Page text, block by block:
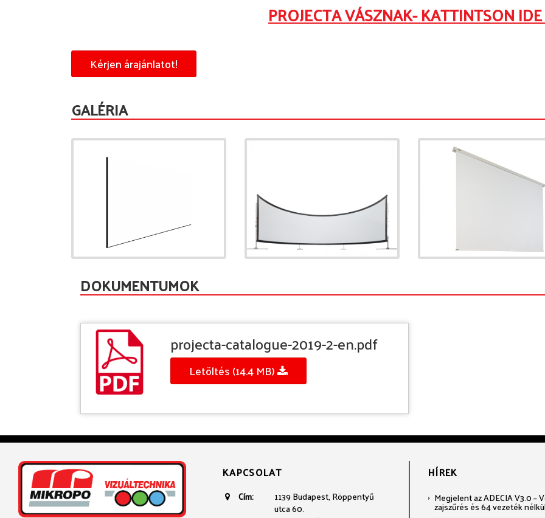
PROJECTA VÁSZNAK- KATTINTSON
Kérjen árajánlatot!
GALÉRIA
DOKUMENTUMOK
projecta-catalogue-2019-2-en.pdf
Letöltés (14.4 MB)
KAPCSOLAT
Cím:
1139 Budapest, Röppentyű
utca 60.
HÍREK
Megjelent az ADECIA V3.0 –
zajszűrés és 64 vezeték